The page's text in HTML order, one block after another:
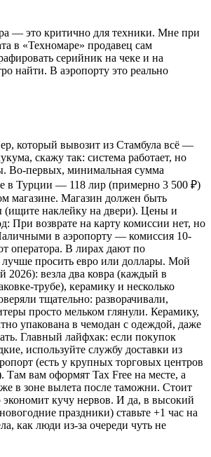
— это критично для техники. Мне при
в «Техномаре» продавец сам
серийник на чеке и на
найти. В аэропорту это реально
который вывозит из Стамбула всё —
скажу так: система работает, но
Во-первых, минимальная сумма
в Турции — 118 лир (примерно 3 500 ₽)
магазине. Магазин должен быть
(ищите наклейку на двери). Цены и
При возврате на карту комиссии нет, но
в аэропорту — комиссия 10-
оператора. В лирах дают по
просить евро или доллары. Мой
2026): везла два ковра (каждый в
трубе), керамику и несколько
тщательно: разворачивали,
просто мельком глянули. Керамику,
упакована в чемодан с одеждой, даже
Главный лайфхак: если покупок
используйте службу доставки из
(есть у крупных торговых центров
Там вам оформят Tax Free на месте, а
в зоне вылета после таможни. Стоит
экономит кучу нервов. И да, в высокий
праздники) ставьте +1 час на
как люди из-за очереди чуть не